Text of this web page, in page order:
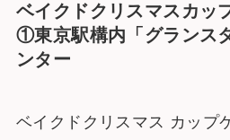
ベイクドクリスマスカッ
①東京駅構内「グランス
ンター
ベイクドクリスマス カップ